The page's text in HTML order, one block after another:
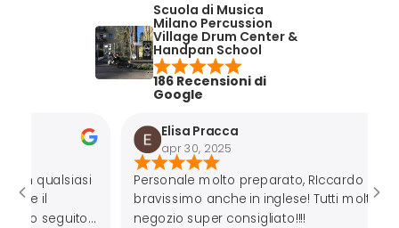
Scuola di Musica
Milano Percussion
Village Drum Center &
Handpan School
186 Recensioni di
Google
Elisa Pracca
apr 30, 2025
Personale molto preparato, RIccardo
bravissimo anche in inglese! Tutti molto gentili,
negozio super consigliato!!!!